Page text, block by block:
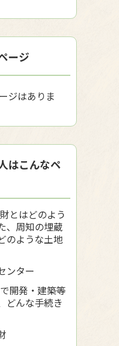
ージ
ジはありま
はこんなペ
とはどのよう
、周知の埋蔵
のような土地
ンター
開発・建築等
どんな手続き